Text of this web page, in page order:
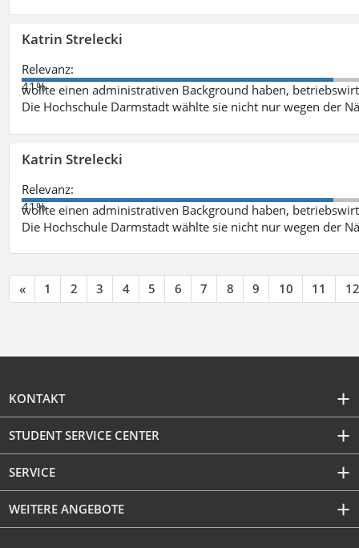
Katrin Strelecki
Relevanz:
41%
wollte einen administrativen Background haben,
Die Hochschule Darmstadt wählte sie nicht nur wegen der
Katrin Strelecki
Relevanz:
41%
wollte einen administrativen Background haben,
Die Hochschule Darmstadt wählte sie nicht nur wegen der
« 1 2 3 4 5 6 7 8 9 10 11 12
KONTAKT
STUDENT SERVICE CENTER
SERVICE
WEITERE ANGEBOTE